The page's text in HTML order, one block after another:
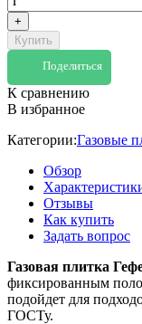
+
Купить
Поделиться
К сравнению
В избранное
Категории:Газовые
Обзор
Отзывы
Как купить
Задать вопрос
Газовая плитка
фиксированным
подойдет для
ГОСТу.